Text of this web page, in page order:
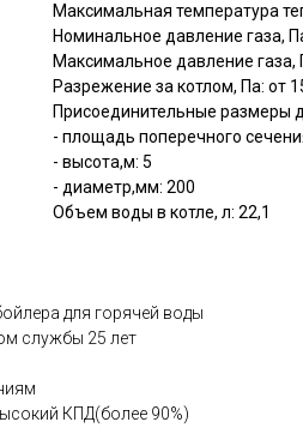
Максимальная температура
Номинальное давление газа,
Максимальное давление газа,
Разрежение за котлом, Па: от
Присоединительные размеры
- площадь поперечного
- высота,м: 5
- диаметр,мм: 200
Объем воды в котле, л: 22,1
для горячей воды
службы 25 лет
КПД(более 90%)